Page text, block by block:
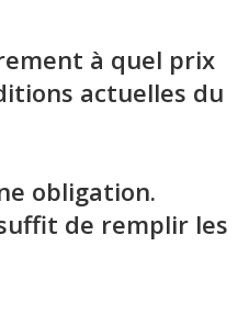
à quel prix
actuelles du
obligation.
de remplir les